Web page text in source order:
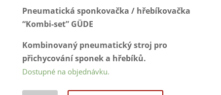
Pneumatická sponkovačka / hřebíkovačka
“Kombi-set” GÜDE
Kombinovaný pneumatický stroj pro
přichycování sponek a hřebíků.
Dostupné na objednávku.